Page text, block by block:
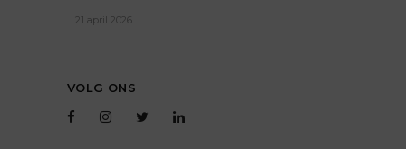
21 april 2026
VOLG ONS